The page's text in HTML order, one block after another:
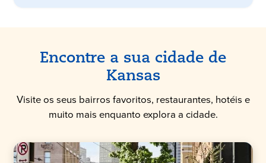
Encontre a sua cidade de
Kansas
Visite os seus bairros favoritos, restaurantes, hotéis e
muito mais enquanto explora a cidade.